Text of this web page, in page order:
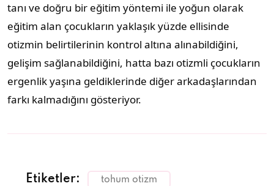
tanı ve doğru bir eğitim yöntemi ile yoğun olarak
eğitim alan çocukların yaklaşık yüzde ellisinde
otizmin belirtilerinin kontrol altına alınabildiğini,
gelişim sağlanabildiğini, hatta bazı otizmli çocukların
ergenlik yaşına geldiklerinde diğer arkadaşlarından
farkı kalmadığını gösteriyor.
Etiketler: tohum otizm